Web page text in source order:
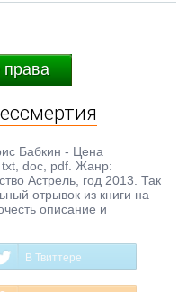
права
Бабкин - Цена
doc, pdf. Жанр:
Астрель, год 2013. Так
отрывок из книги на
описание и
В Твиттере